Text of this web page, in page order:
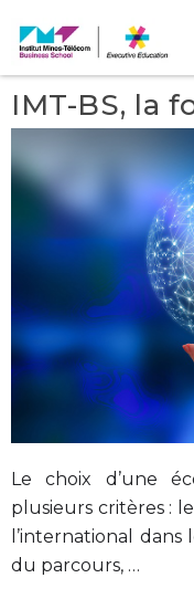
IMT-BS, la
Le choix d’une
plusieurs critères :
l’international dans
du parcours, …